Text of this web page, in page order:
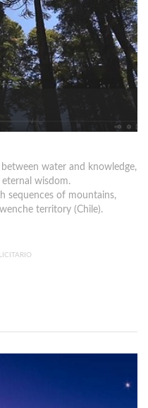
water and knowledge,
wisdom.
sequences of mountains,
territory (Chile).